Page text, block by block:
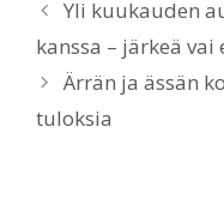
Yli kuukauden
kanssa – järkeä vai
Ärrän ja ässän
tuloksia